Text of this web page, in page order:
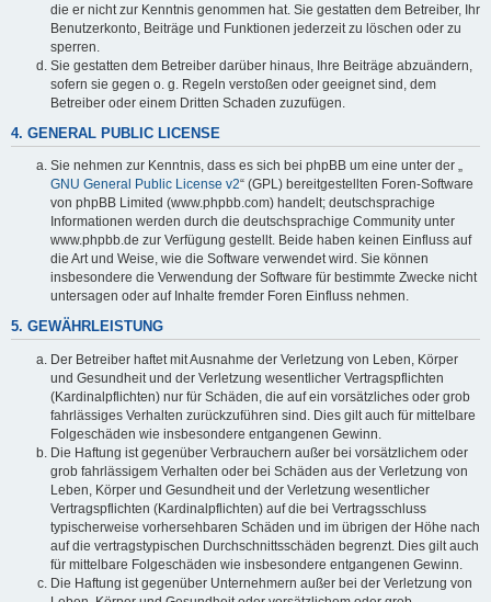
die er nicht zur Kenntnis genommen hat. Sie gestatten dem Betreiber, Ihr
Benutzerkonto, Beiträge und Funktionen jederzeit zu löschen oder zu
sperren.
Sie gestatten dem Betreiber darüber hinaus, Ihre Beiträge abzuändern,
sofern sie gegen o. g. Regeln verstoßen oder geeignet sind, dem
Betreiber oder einem Dritten Schaden zuzufügen.
4. GENERAL PUBLIC LICENSE
Sie nehmen zur Kenntnis, dass es sich bei phpBB um eine unter der „
GNU General Public License v2“ (GPL) bereitgestellten Foren-Software
von phpBB Limited (www.phpbb.com) handelt; deutschsprachige
Informationen werden durch die deutschsprachige Community unter
www.phpbb.de zur Verfügung gestellt. Beide haben keinen Einfluss auf
die Art und Weise, wie die Software verwendet wird. Sie können
insbesondere die Verwendung der Software für bestimmte Zwecke nicht
untersagen oder auf Inhalte fremder Foren Einfluss nehmen.
5. GEWÄHRLEISTUNG
Der Betreiber haftet mit Ausnahme der Verletzung von Leben, Körper
und Gesundheit und der Verletzung wesentlicher Vertragspflichten
(Kardinalpflichten) nur für Schäden, die auf ein vorsätzliches oder grob
fahrlässiges Verhalten zurückzuführen sind. Dies gilt auch für mittelbare
Folgeschäden wie insbesondere entgangenen Gewinn.
Die Haftung ist gegenüber Verbrauchern außer bei vorsätzlichem oder
grob fahrlässigem Verhalten oder bei Schäden aus der Verletzung von
Leben, Körper und Gesundheit und der Verletzung wesentlicher
Vertragspflichten (Kardinalpflichten) auf die bei Vertragsschluss
typischerweise vorhersehbaren Schäden und im übrigen der Höhe nach
auf die vertragstypischen Durchschnittsschäden begrenzt. Dies gilt auch
für mittelbare Folgeschäden wie insbesondere entgangenen Gewinn.
Die Haftung ist gegenüber Unternehmern außer bei der Verletzung von